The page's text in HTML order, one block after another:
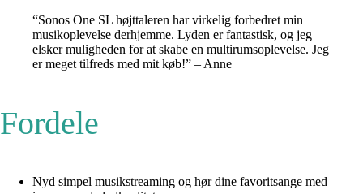
“Sonos One SL højttaleren har virkelig forbedret min
musikoplevelse derhjemme. Lyden er fantastisk, og jeg
elsker muligheden for at skabe en multirumsoplevelse. Jeg
er meget tilfreds med mit køb!” – Anne
Fordele
Nyd simpel musikstreaming og hør dine favoritsange med